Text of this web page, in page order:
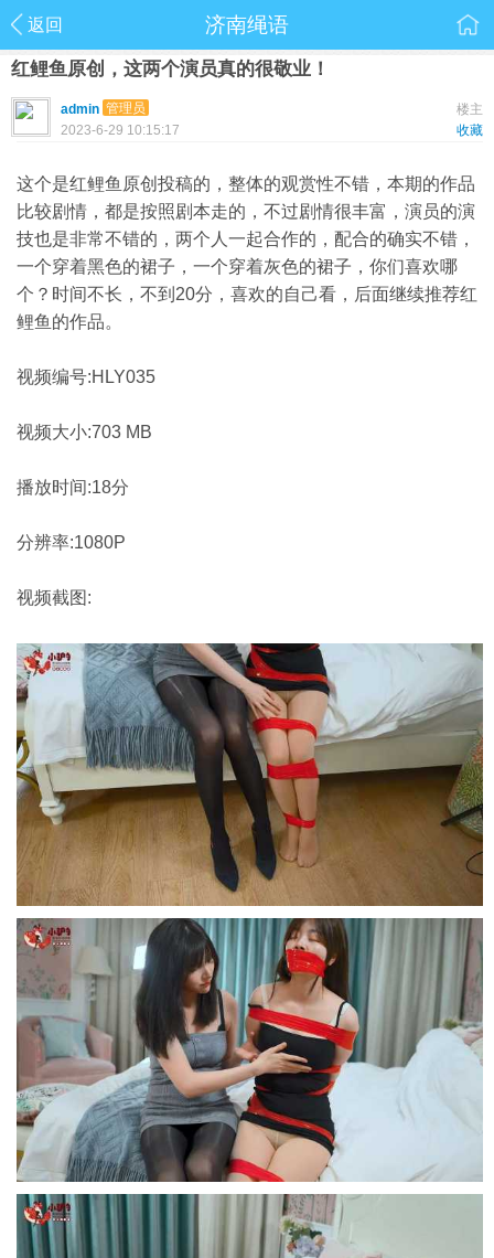
返回 济南绳语
红鲤鱼原创，这两个演员真的很敬业！
楼主
admin 管理员
收藏
2023-6-29 10:15:17
这个是红鲤鱼原创投稿的，整体的观赏性不错，本期的作品
比较剧情，都是按照剧本走的，不过剧情很丰富，演员的演
技也是非常不错的，两个人一起合作的，配合的确实不错，
一个穿着黑色的裙子，一个穿着灰色的裙子，你们喜欢哪
个？时间不长，不到20分，喜欢的自己看，后面继续推荐红
鲤鱼的作品。
视频编号:HLY035
视频大小:703 MB
播放时间:18分
分辨率:1080P
视频截图: